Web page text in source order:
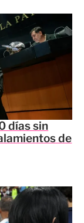
días sin
de